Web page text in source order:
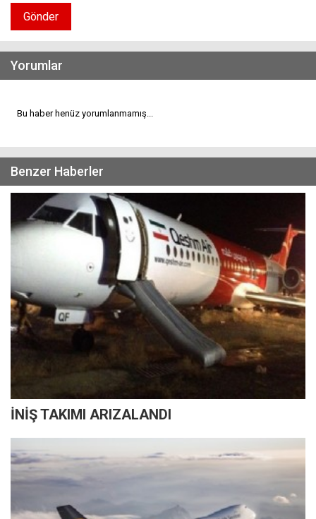
Gönder
Yorumlar
Bu haber henüz yorumlanmamış...
Benzer Haberler
İNİŞ TAKIMI ARIZALANDI